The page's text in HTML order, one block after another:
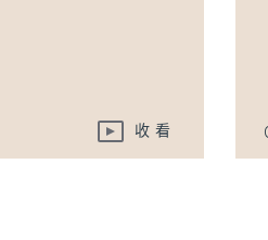
收看